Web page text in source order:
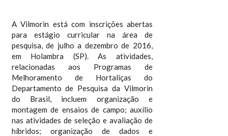
A Vilmorin está com inscrições abertas
para estágio curricular na área de
pesquisa, de julho a dezembro de 2016,
em Holambra (SP). As atividades,
relacionadas aos Programas de
Melhoramento de Hortaliças do
Departamento de Pesquisa da Vilmorin
do Brasil, incluem organização e
montagem de ensaios de campo; auxílio
nas atividades de seleção e avaliação de
híbridos; organização de dados e